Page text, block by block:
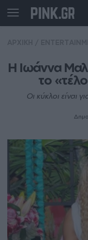
Η Ιωάννα
το
Οι κύκλοι είναι